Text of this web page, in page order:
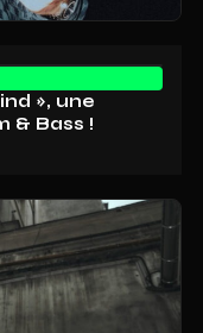
», une
& Bass !